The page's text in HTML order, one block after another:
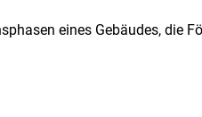
eines Gebäudes, die